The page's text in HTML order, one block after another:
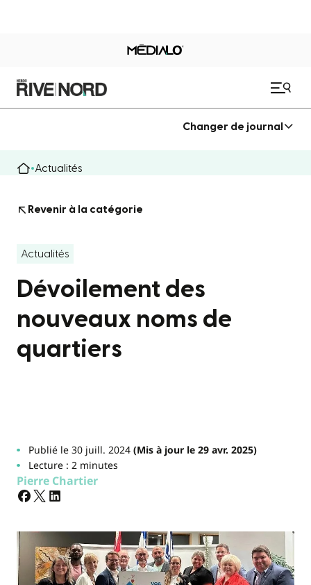
Changer de journal
Actualités
Revenir à la catégorie
Actualités
Dévoilement des
nouveaux noms de
quartiers
Publié le 30 juill. 2024(Mis à jour le 29 avr. 2025)
Lecture : 2 minutes
Pierre Chartier